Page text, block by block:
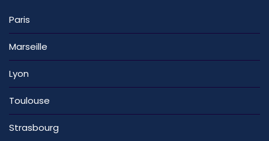
Paris
Marseille
Lyon
Toulouse
Strasbourg